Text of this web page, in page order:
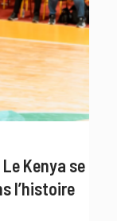
Kenya se
l’histoire